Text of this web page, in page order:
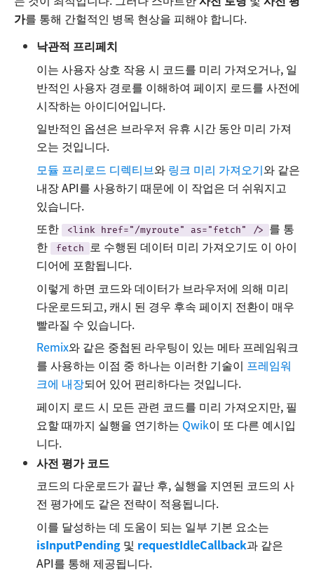
가를 통해 간헐적인 병목 현상을 피해야 합니다.
낙관적 프리페치
이는 사용자 상호 작용 시 코드를 미리 가져오거나, 일
반적인 사용자 경로를 이해하여 페이지 로드를 사전에
시작하는 아이디어입니다.
일반적인 옵션은 브라우저 유휴 시간 동안 미리 가져
오는 것입니다.
모듈 프리로드 디렉티브와 링크 미리 가져오기와 같은
내장 API를 사용하기 때문에 이 작업은 더 쉬워지고
있습니다.
또한
<link href="/myroute" as="fetch" /> 를 통
한
fetch 로 수행된 데이터 미리 가져오기도 이 아이
디어에 포함됩니다.
이렇게 하면 코드와 데이터가 브라우저에 의해 미리
다운로드되고, 캐시 된 경우 후속 페이지 전환이 매우
빨라질 수 있습니다.
Remix와 같은 중첩된 라우팅이 있는 메타 프레임워크
를 사용하는 이점 중 하나는 이러한 기술이 프레임워
크에 내장되어 있어 편리하다는 것입니다.
페이지 로드 시 모든 관련 코드를 미리 가져오지만, 필
요할 때까지 실행을 연기하는 Qwik이 또 다른 예시입
니다.
사전 평가 코드
코드의 다운로드가 끝난 후, 실행을 지연된 코드의 사
전 평가에도 같은 전략이 적용됩니다.
이를 달성하는 데 도움이 되는 일부 기본 요소는
isInputPending 및 requestIdleCallback과 같은
API를 통해 제공됩니다.